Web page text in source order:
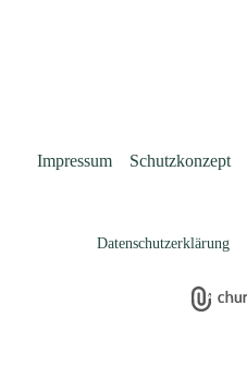
Impressum Schutzkonzept
Datenschutzerklärung